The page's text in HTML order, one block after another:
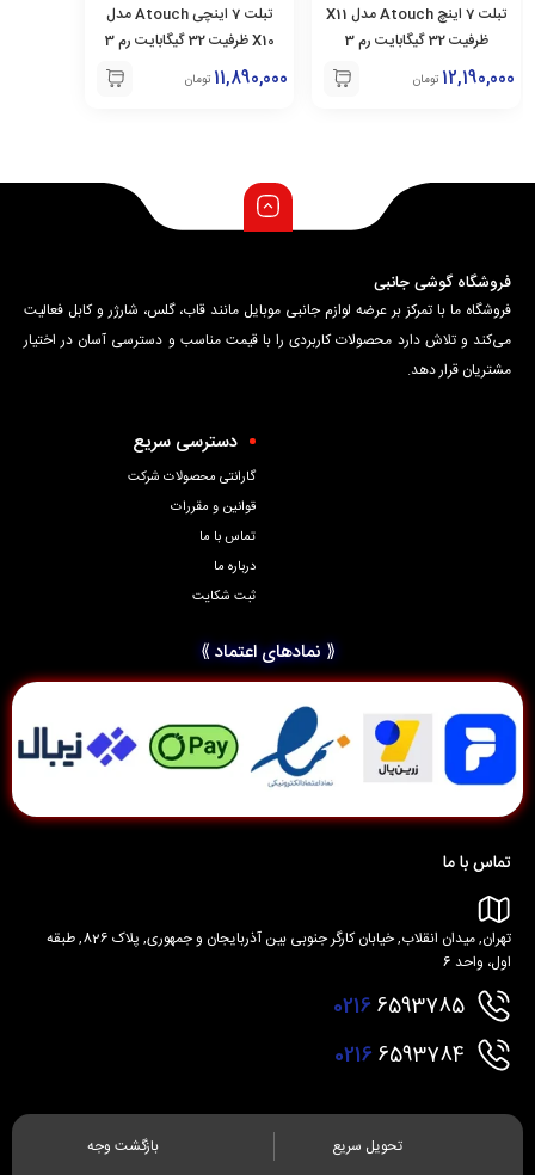
تبلت 7 اینچ Atouch مدل X11
ظرفیت 32 گیگابایت رم 3
12,190,000 تومان
تبلت 7 اینچی Atouch مدل
X10 ظرفیت 32 گیگابایت رم 3
11,890,000 تومان
فروشگاه گوشی جانبی
فروشگاه ما با تمرکز بر عرضه لوازم جانبی موبایل مانند قاب، گلس، شارژر و کابل فعالیت
می‌کند و تلاش دارد محصولات کاربردی را با قیمت مناسب و دسترسی آسان در اختیار
مشتریان قرار دهد.
دسترسی سریع
گارانتی محصولات شرکت
قوانین و مقررات
تماس با ما
درباره ما
ثبت شکایت
⟪ نمادهای اعتماد ⟫
تماس با ما
تهران, میدان انقلاب, خیابان کارگر جنوبی بین آذربایجان و جمهوری, پلاک 826, طبقه
اول، واحد 6
02166593785
02166593784
تحویل سریع بازگشت وجه